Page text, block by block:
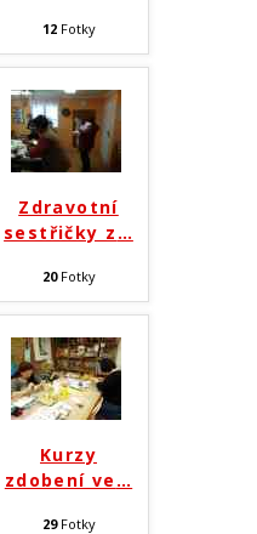
Přihlásit se
Zdroj kanálů (příspěvky)
Kanál komentářů
Česká lokalizace
12Fotky
Zdravotní
sestřičky z …
20Fotky
Kurzy
zdobení ve …
29Fotky